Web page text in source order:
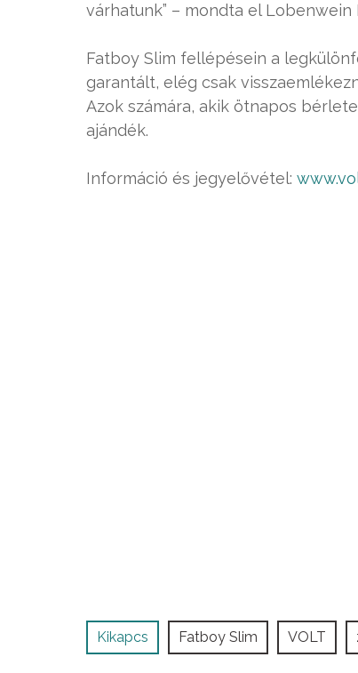
várhatunk” – mondta el
Fatboy Slim fellépésein a
garantált, elég csak
Azok számára, akik ötnapos
ajándék.
Információ és jegyelővétel:
Kikapcs Fatboy Slim VOLT